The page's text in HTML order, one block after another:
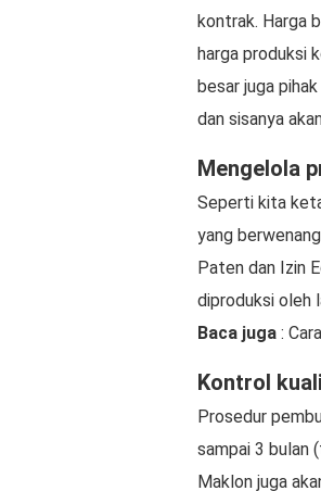
kontrak. Harga
harga produksi
besar juga
dan sisanya
Mengelola
Seperti kita
yang
Paten dan Izin
diproduksi oleh
Baca juga :
Kontrol
Prosedur
sampai 3 bulan
Maklon juga